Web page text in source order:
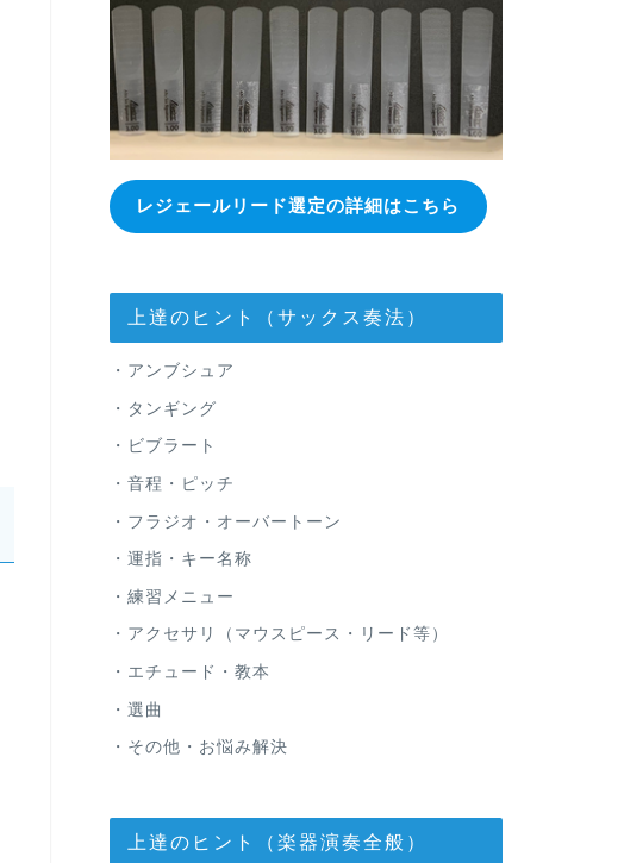
レジェールリード選定の詳細はこちら
上達のヒント（サックス奏法）
・アンブシュア
・タンギング
・ビブラート
・音程・ピッチ
・フラジオ・オーバートーン
・運指・キー名称
・練習メニュー
・アクセサリ（マウスピース・リード等）
・エチュード・教本
・選曲
・その他・お悩み解決
上達のヒント（楽器演奏全般）